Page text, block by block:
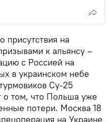
присутствия на
к альянсу –
с Россией на
в украинском небе
Су-25
о том, что Польша уже
потери. Москва 18
на Украине